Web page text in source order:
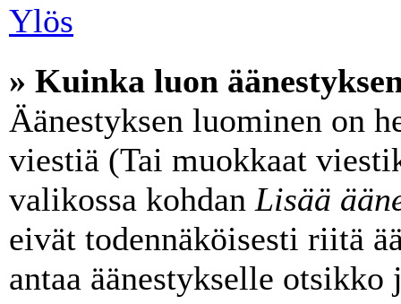
Ylös
» Kuinka luon
Äänestyksen luominen on
viestiä (Tai muokkaat
valikossa kohdan Lisää
eivät todennäköisesti riitä
antaa äänestykselle